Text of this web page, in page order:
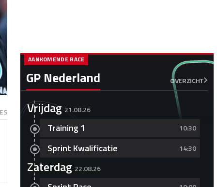
GP Nederland OVERZICHT
AANKOMENDE RACE
Vrijdag 21.08.26
Training 1 10:30
Sprint Kwalificatie 14:30
Zaterdag 22.08.26